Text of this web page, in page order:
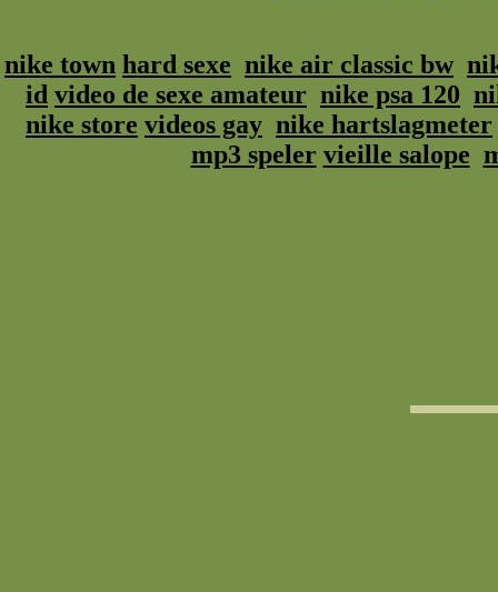
nike town hard sexe nike air classic bw
id video de sexe amateur nike psa 120
nike store videos gay nike hartslagmeter
mp3 speler vieille salope